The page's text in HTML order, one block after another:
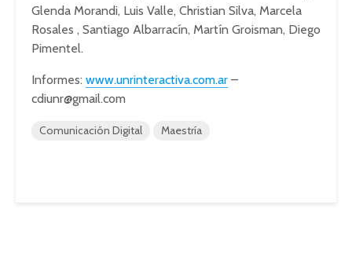
Glenda Morandi, Luis Valle, Christian Silva, Marcela
Rosales , Santiago Albarracín, Martín Groisman, Diego
Pimentel.
Informes: www.unrinteractiva.com.ar –
cdiunr@gmail.com
Comunicación Digital Maestría